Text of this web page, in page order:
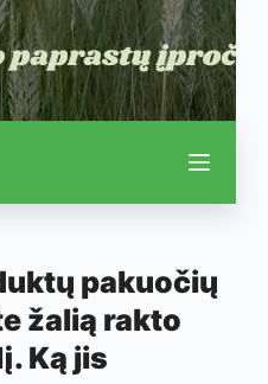
pakuočių
žalią rakto
Ką jis